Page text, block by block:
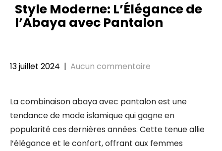
Style Moderne: L’Élégance de
l’Abaya avec Pantalon
13 juillet 2024 | Aucun commentaire
La combinaison abaya avec pantalon est une
tendance de mode islamique qui gagne en
popularité ces dernières années. Cette tenue allie
l’élégance et le confort, offrant aux femmes